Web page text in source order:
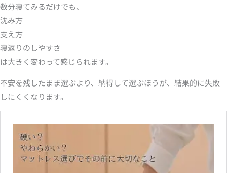
数分寝てみるだけでも、
沈み方
支え方
寝返りのしやすさ
は大きく変わって感じられます。
不安を残したまま選ぶより、納得して選ぶほうが、結果的に失敗
しにくくなります。